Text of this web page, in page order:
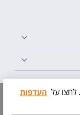
לחצו על העדפות